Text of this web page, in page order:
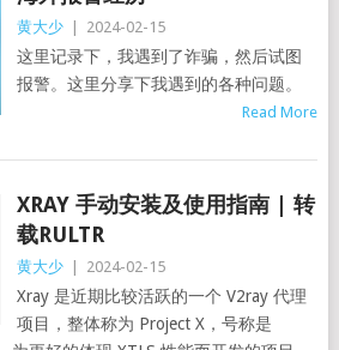
黄大少 2024-02-15
这里记录下，我遇到了诈骗，然后试图
报警。这里分享下我遇到的各种问题。
Read More
XRAY 手动安装及使用指南 | 转
载RULTR
黄大少 2024-02-15
Xray 是近期比较活跃的一个 V2ray 代理
项目，整体称为 Project X，号称是